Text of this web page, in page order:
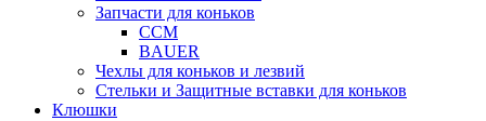
Запчасти для коньков
CCM
BAUER
Чехлы для коньков и лезвий
Стельки и Защитные вставки для коньков
Клюшки